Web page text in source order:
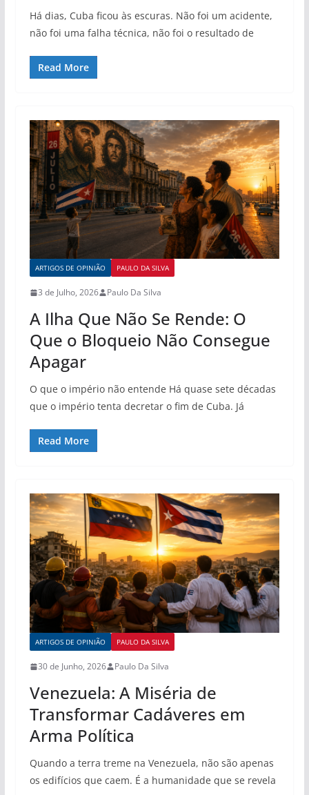
Há dias, Cuba ficou às escuras. Não foi um acidente,
não foi uma falha técnica, não foi o resultado de
Read More
ARTIGOS DE OPINIÃO PAULO DA SILVA
3 de Julho, 2026 Paulo Da Silva
A Ilha Que Não Se Rende: O
Que o Bloqueio Não Consegue
Apagar
O que o império não entende Há quase sete décadas
que o império tenta decretar o fim de Cuba. Já
Read More
ARTIGOS DE OPINIÃO PAULO DA SILVA
30 de Junho, 2026 Paulo Da Silva
Venezuela: A Miséria de
Transformar Cadáveres em
Arma Política
Quando a terra treme na Venezuela, não são apenas
os edifícios que caem. É a humanidade que se revela